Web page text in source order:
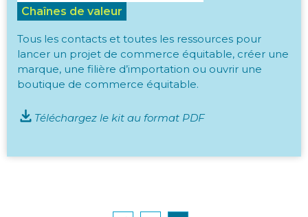
Chaînes de valeur
Tous les contacts et toutes les ressources pour
lancer un projet de commerce équitable, créer une
marque, une filière d’importation ou ouvrir une
boutique de commerce équitable.
Téléchargez le kit au format PDF